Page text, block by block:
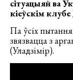
сітуацыяй ва
кіеўскім клубе
Па ўсіх
звязвацца з
(Уладзімір).